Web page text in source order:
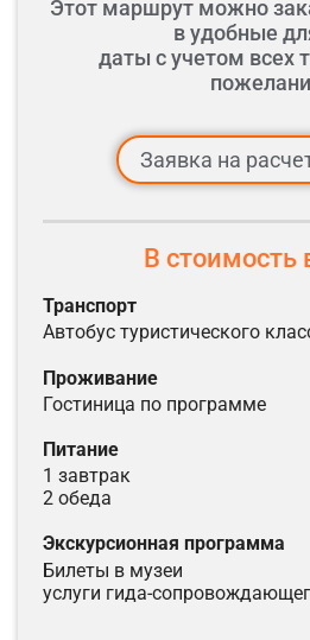
Этот маршрут можно
в удобные
даты с учетом всех
Заявка на
В стоимость
Транспорт
автобус туристического
Проживание
гостиница по программе
Питание
1 завтрак
2 обеда
Экскурсионная программа
билеты в музеи
услуги гида-